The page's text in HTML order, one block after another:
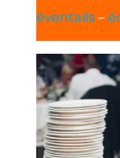
éventails –